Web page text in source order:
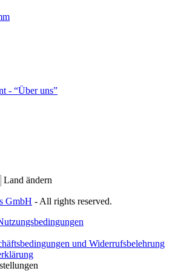
- “Über uns”
Land ändern
GmbH - All rights reserved.
und Widerrufsbelehrung